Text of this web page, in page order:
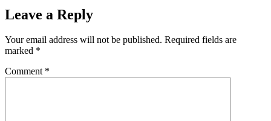
Leave a Reply
Your email address will not be published. Required fields are
marked *
Comment *